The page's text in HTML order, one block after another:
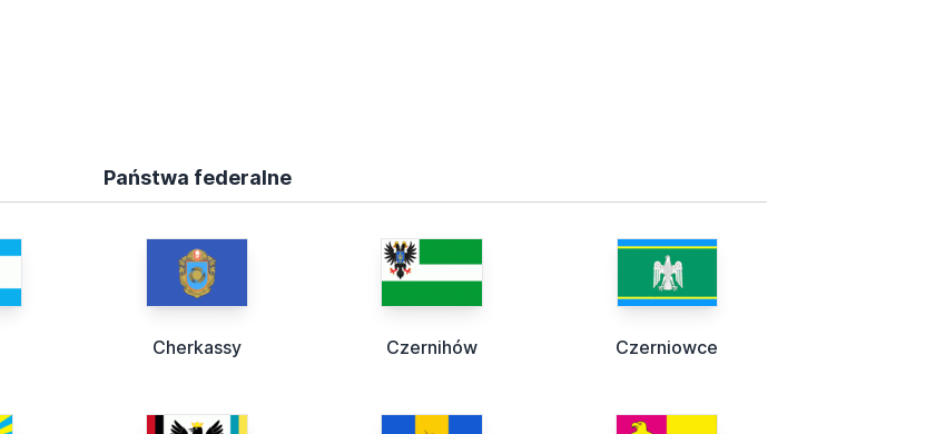
Państwa federalne
Cherkassy Czernihów Czerniowce